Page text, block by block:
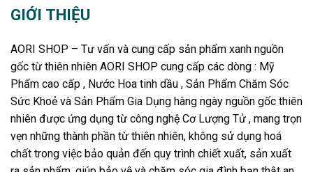
GIỚI THIỆU
AORI SHOP – Tư vấn và cung cấp sản phẩm xanh nguồn
gốc từ thiên nhiên AORI SHOP cung cấp các dòng : Mỹ
Phẩm cao cấp , Nước Hoa tinh dầu , Sản Phẩm Chăm Sóc
Sức Khoẻ và Sản Phẩm Gia Dụng hàng ngày nguồn gốc thiên
nhiên được ứng dụng từ công nghệ Cơ Lượng Tử , mang trọn
vẹn những thành phần từ thiên nhiên, không sử dụng hoá
chất trong việc bảo quản đến quy trình chiết xuất, sản xuất